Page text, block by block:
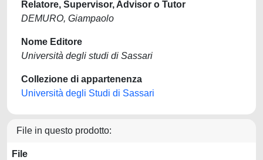
Relatore, Supervisor, Advisor o Tutor
DEMURO, Giampaolo
Nome Editore
Università degli studi di Sassari
Collezione di appartenenza
Università degli Studi di Sassari
File in questo prodotto:
File